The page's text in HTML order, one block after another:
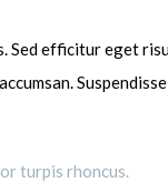
Sed efficitur eget
turpis rhoncus.